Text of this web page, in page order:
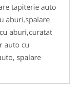
tapiterie auto
aburi,spalare
aburi,curatat
auto cu
spalare